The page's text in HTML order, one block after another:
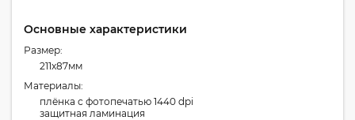
Основные характеристики
Размер:
211x87мм
Материалы:
плёнка с фотопечатью 1440 dpi
защитная ламинация